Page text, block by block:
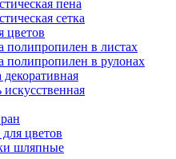
пена
сетка
цветов
полипропилен в листах
полипропилен в рулонах
декоративная
искусственная
цветов
шляпные